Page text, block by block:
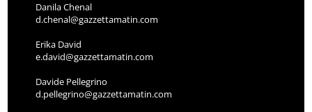
Danila Chenal
d.chenal@gazzettamatin.com
Erika David
e.david@gazzettamatin.com
Davide Pellegrino
d.pellegrino@gazzettamatin.com